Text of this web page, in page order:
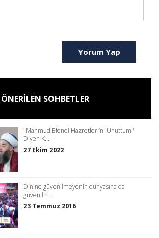
Yorum Yap
ÖNERİLEN SOHBETLER
"Mahmud Efendi Hazretleri’ni Unuttum"
Diyen K...
27 Ekim 2022
Dinine güvenilmeyenin dünyasına da
güvenilm...
23 Temmuz 2016